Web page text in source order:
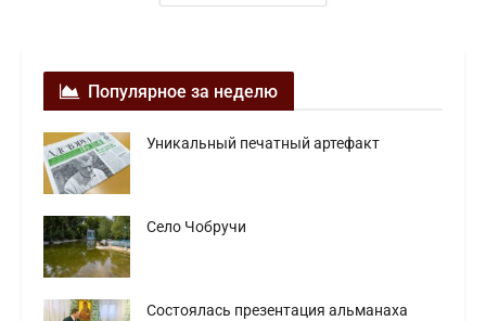
Популярное за неделю
Уникальный печатный артефакт
Село Чобручи
Состоялась презентация альманаха